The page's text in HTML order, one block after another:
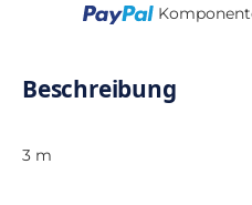
Beschreibung
3 m